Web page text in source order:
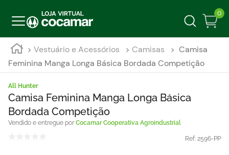
0
Vestuário e Acessórios Camisas
Camisa
Feminina Manga Longa Básica Bordada Competição
All Hunter
Camisa Feminina Manga Longa Básica
Bordada Competição
Cocamar Cooperativa Agroindustrial
Ref: 2596-PP